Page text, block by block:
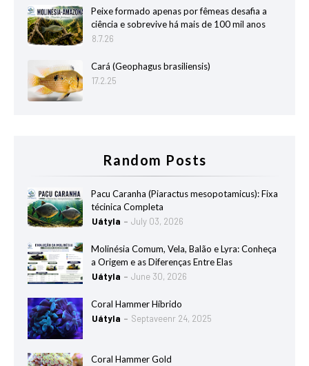
Peixe formado apenas por fêmeas desafia a
ciência e sobrevive há mais de 100 mil anos
8.7.26
Cará (Geophagus brasiliensis)
17.2.25
Random Posts
Pacu Caranha (Piaractus mesopotamicus): Fixa
técinica Completa
Uátyla
July 03, 2026
Molinésia Comum, Vela, Balão e Lyra: Conheça
a Origem e as Diferenças Entre Elas
Uátyla
June 30, 2026
Coral Hammer Híbrido
Uátyla
Septaveenr 24, 2025
Coral Hammer Gold